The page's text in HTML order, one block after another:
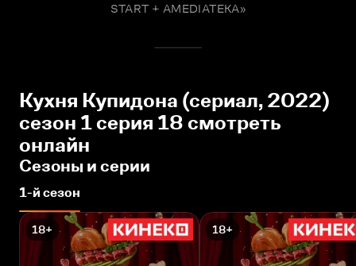
START + AMEDIATEKA»
Кухня Купидона (сериал, 2022)
сезон 1 серия 18 смотреть
онлайн
Сезоны и серии
1-й сезон
18+ 18+